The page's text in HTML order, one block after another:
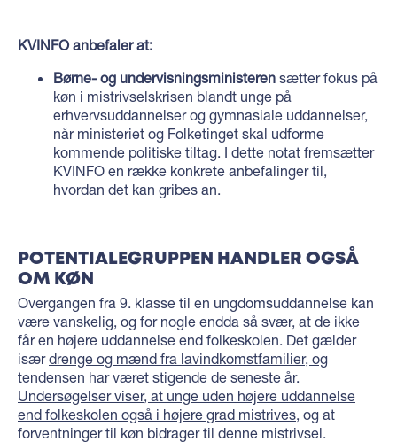
KVINFO anbefaler at:
Børne- og undervisningsministeren sætter fokus på
køn i mistrivselskrisen blandt unge på
erhvervsuddannelser og gymnasiale uddannelser,
når ministeriet og Folketinget skal udforme
kommende politiske tiltag. I dette notat fremsætter
KVINFO en række konkrete anbefalinger til,
hvordan det kan gribes an.
POTENTIALEGRUPPEN HANDLER OGSÅ
OM KØN
Overgangen fra 9. klasse til en ungdomsuddannelse kan
være vanskelig, og for nogle endda så svær, at de ikke
får en højere uddannelse end folkeskolen. Det gælder
isærdrenge og mænd fra lavindkomstfamilier, og
tendensen har været stigende de seneste år.
Undersøgelser viser, at unge uden højere uddannelse
end folkeskolen også i højere grad mistrives , og at
forventninger til køn bidrager til denne mistrivsel.